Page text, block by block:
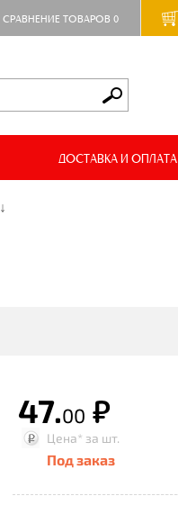
СРАВНЕНИЕ ТОВАРОВ 0
ДОСТАВКА И ОПЛАТА
↓
47.00 р.
Цена* за шт.
Под заказ